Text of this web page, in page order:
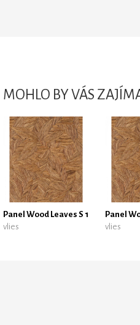
MOHLO BY VÁS
Panel Wood Leaves S 10617 25 25 z
vlies
Panel
vlies